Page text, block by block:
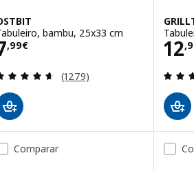
bambu, 25x33 cm
,99€ 7,99€
Avaliação: 4.6 fora de 5
(1279)
12,
Comparar